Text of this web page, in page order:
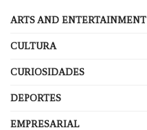
ARTS AND ENTERTAINMENT
CULTURA
CURIOSIDADES
DEPORTES
EMPRESARIAL